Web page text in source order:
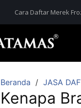
Cara Daftar Merek
Beranda JASA
Kenapa